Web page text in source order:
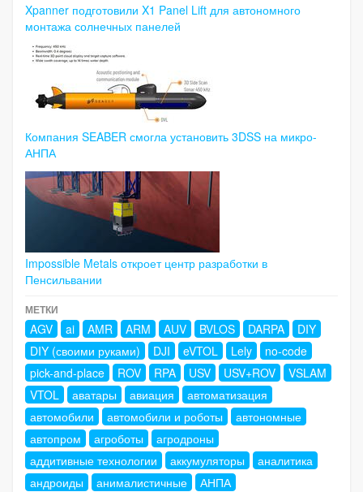
Xpanner подготовили X1 Panel Lift для автономного
монтажа солнечных панелей
Компания SEABER смогла установить 3DSS на микро-
АНПА
Impossible Metals откроет центр разработки в
Пенсильвании
МЕТКИ
AGV ai AMR ARM AUV BVLOS DARPA
DIY
DIY (своими руками)
DJI eVTOL Lely
no-code
pick-and-place
ROV RPA USV USV+ROV
VSLAM
VTOL
аватары авиация
автоматизация
автомобили
автомобили и роботы
автономные
автопром
агроботы
агродроны
аддитивные технологии
аккумуляторы
аналитика
андроиды
анималистичные
АНПА